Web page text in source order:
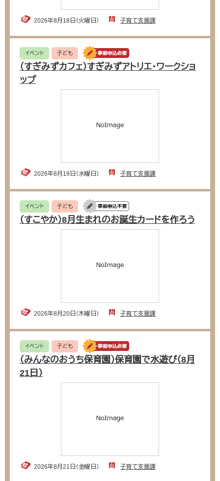
2026年8月18日（火曜日） 子育て支援課
イベント 子ども
（すぎみずカフェ）すぎみずアトリエ・ワークショ
ップ
2026年8月19日（水曜日） 子育て支援課
イベント 子ども
（すこやか）8月生まれのお誕生カードを作ろう
2026年8月20日（木曜日） 子育て支援課
イベント 子ども
（みんなのおうち保育園）保育園で水遊び（8月
21日）
2026年8月21日（金曜日） 子育て支援課